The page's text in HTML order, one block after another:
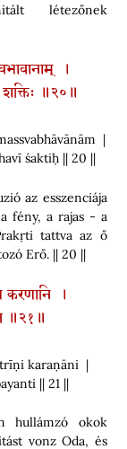
létezőnek
।
शक्तिः ॥२०॥
|
śaktiḥ || 20 ||
az esszenciája
fény, a rajas - a
tattva az ő
Erő. || 20 ||
करणानि ।
॥२१॥
trīṇi karaṇāni |
|| 21 ||
hullámzó okok
vonz Oda, és